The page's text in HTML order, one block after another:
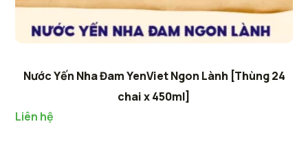
Nước Yến Nha Đam YenViet Ngon Lành [Thùng 24
chai x 450ml]
Liên hệ